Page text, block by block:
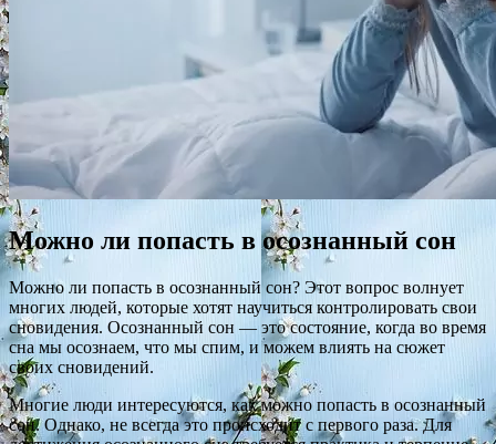
Можно ли попасть в осознанный сон
Можно ли попасть в осознанный сон? Этот вопрос волнует
многих людей, которые хотят научиться контролировать свои
сновидения. Осознанный сон — это состояние, когда во время
сна мы осознаем, что мы спим, и можем влиять на сюжет
своих сновидений.
Многие люди интересуются, как можно попасть в осознанный
сон. Однако, не всегда это происходит с первого раза. Для